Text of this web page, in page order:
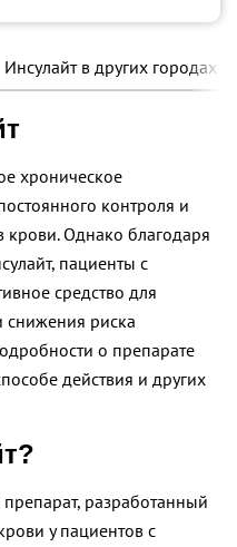
Инсулайт в других городах
хроническое
контроля и
Однако благодаря
пациенты с
средство для
снижения риска
о препарате
действия и других
разработанный
у пациентов с